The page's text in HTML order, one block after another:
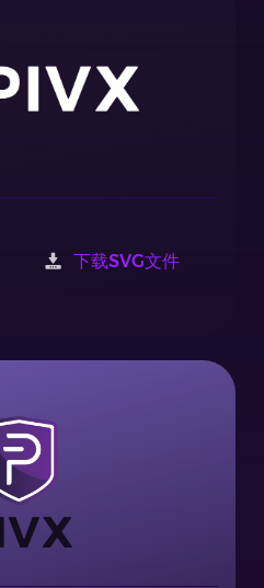
下载SVG文件